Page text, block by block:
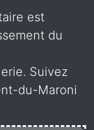
est
du
Suivez
du-Maroni